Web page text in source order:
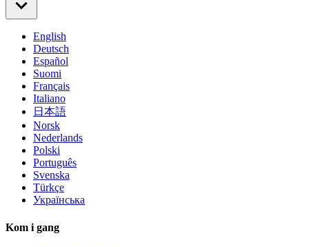
English
Deutsch
Español
Suomi
Français
Italiano
日本語
Norsk
Nederlands
Polski
Português
Svenska
Türkçe
Українська
Kom i gang